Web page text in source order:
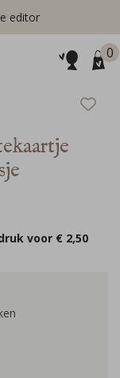
editor
0
voor € 2,50